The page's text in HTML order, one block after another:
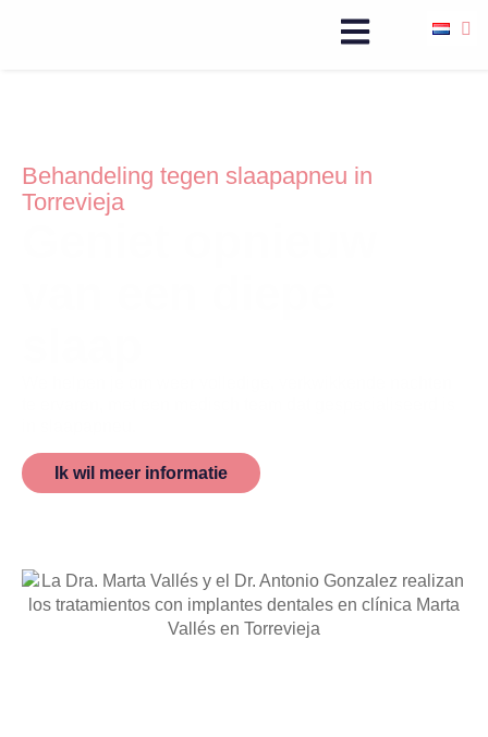
Behandeling tegen slaapapneu in
Torrevieja
Ik wil meer informatie